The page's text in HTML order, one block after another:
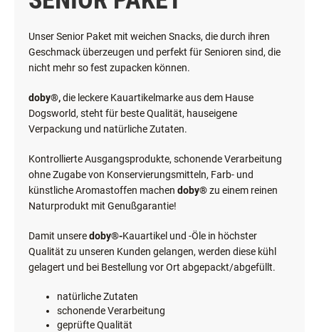
Unser Senior Paket mit weichen Snacks, die durch ihren
Geschmack überzeugen und perfekt für Senioren sind, die
nicht mehr so fest zupacken können.
doby®,die leckere Kauartikelmarke aus dem Hause
Dogsworld, steht für beste Qualität, hauseigene
Verpackung und natürliche Zutaten.
Kontrollierte Ausgangsprodukte, schonende Verarbeitung
ohne Zugabe von Konservierungsmitteln, Farb- und
künstliche Aromastoffen machen doby®zu einem reinen
Naturprodukt mit Genußgarantie!
Damit unseredoby®-Kauartikel und -Öle in höchster
Qualität zu unseren Kunden gelangen, werden diese kühl
gelagert und bei Bestellung vor Ort abgepackt/abgefüllt.
natürliche Zutaten
schonende Verarbeitung
geprüfte Qualität